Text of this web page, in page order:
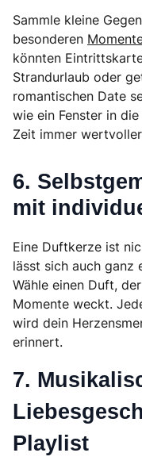
Sammle kleine
besonderen
könnten
Strandurlaub oder
romantischen Date
wie ein Fenster in
Zeit immer
6.
mit
Eine Duftkerze ist
lässt sich auch ganz
Wähle einen Duft,
Momente weckt.
wird dein
erinnert.
7.
Playlist